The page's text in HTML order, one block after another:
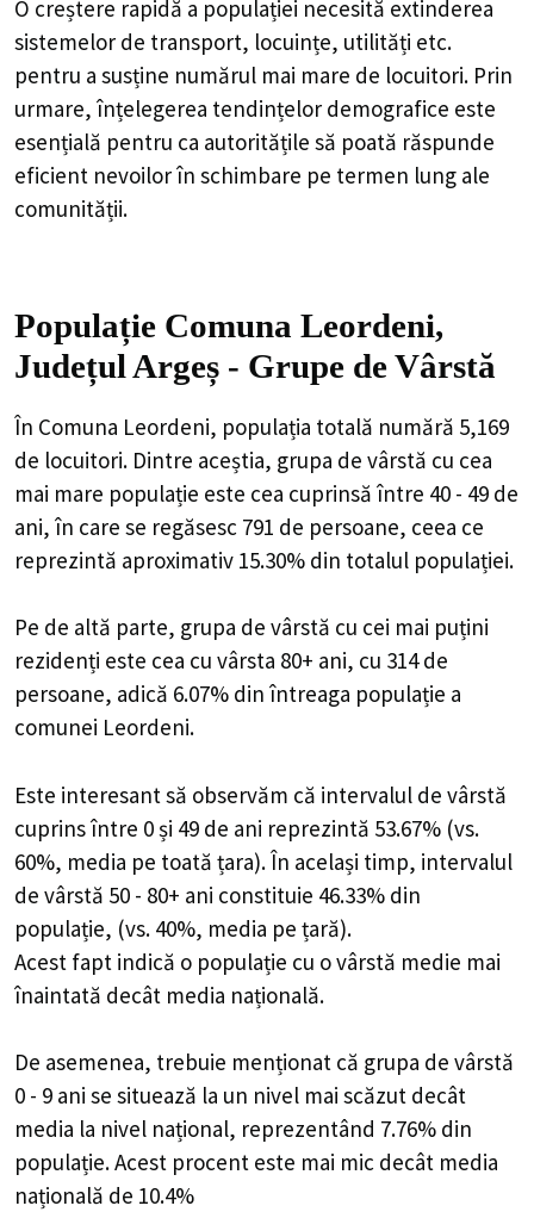
O creștere rapidă a populației necesită extinderea
sistemelor de transport, locuințe, utilități etc.
pentru a susține numărul mai mare de locuitori. Prin
urmare, înțelegerea tendințelor demografice este
esențială pentru ca autoritățile să poată răspunde
eficient nevoilor în schimbare pe termen lung ale
comunității.
Populație Comuna Leordeni,
Județul Argeș - Grupe de Vârstă
În Comuna Leordeni, populația totală numără 5,169
de locuitori. Dintre aceștia, grupa de vârstă cu cea
mai mare populație este cea cuprinsă între 40 - 49 de
ani, în care se regăsesc 791 de persoane, ceea ce
reprezintă aproximativ 15.30% din totalul populației.
Pe de altă parte, grupa de vârstă cu cei mai puțini
rezidenți este cea cu vârsta 80+ ani, cu 314 de
persoane, adică 6.07% din întreaga populație a
comunei Leordeni.
Este interesant să observăm că intervalul de vârstă
cuprins între 0 și 49 de ani reprezintă 53.67% (vs.
60%, media pe toată țara). În același timp, intervalul
de vârstă 50 - 80+ ani constituie 46.33% din
populație, (vs. 40%, media pe țară).
Acest fapt indică o populație cu o vârstă medie mai
înaintată decât media națională.
De asemenea, trebuie menționat că grupa de vârstă
0 - 9 ani se situează la un nivel mai scăzut decât
media la nivel național, reprezentând 7.76% din
populație. Acest procent este mai mic decât media
națională de 10.4%